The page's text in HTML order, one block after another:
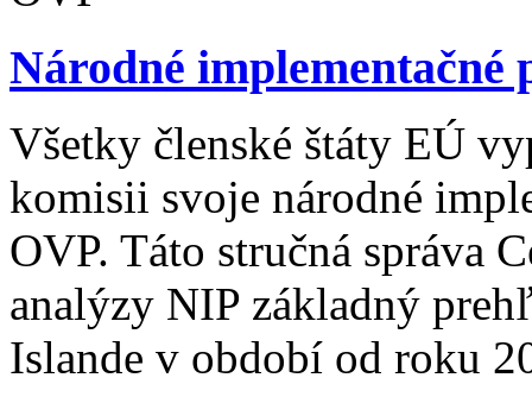
Národné implementačné
Všetky členské štáty EÚ
komisii svoje národné
OVP. Táto stručná správa
analýzy NIP základný
Islande v období od roku